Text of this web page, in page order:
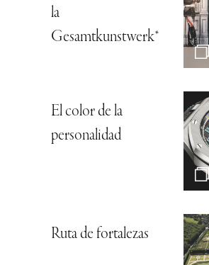
la
Gesamtkunstwerk*
El color de la
personalidad
Ruta de fortalezas